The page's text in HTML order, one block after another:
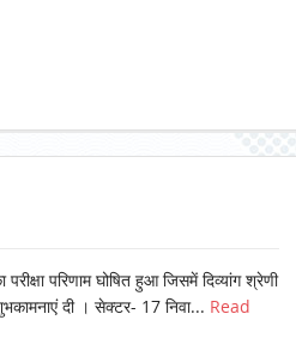
परीक्षा परिणाम घोषित हुआ जिसमें दिव्यांग श्रेणी
दी । सेक्टर- 17 निवा... Read